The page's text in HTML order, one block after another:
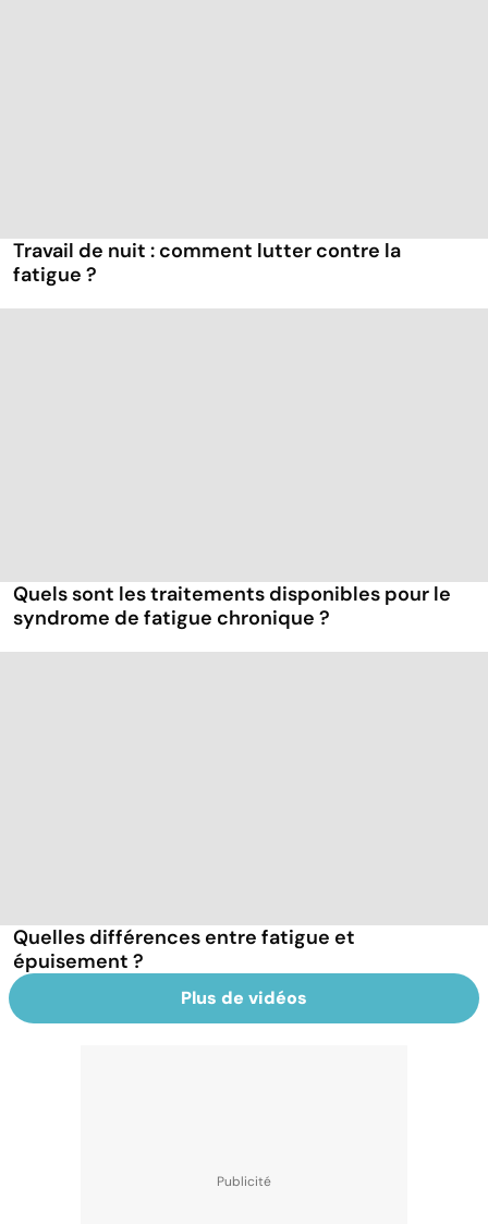
Travail de nuit : comment lutter contre la
fatigue ?
Quels sont les traitements disponibles pour le
syndrome de fatigue chronique ?
Quelles différences entre fatigue et
épuisement ?
Plus de vidéos